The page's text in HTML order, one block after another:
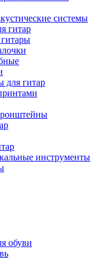
системы
гитар
для гитар
инструменты
обуви